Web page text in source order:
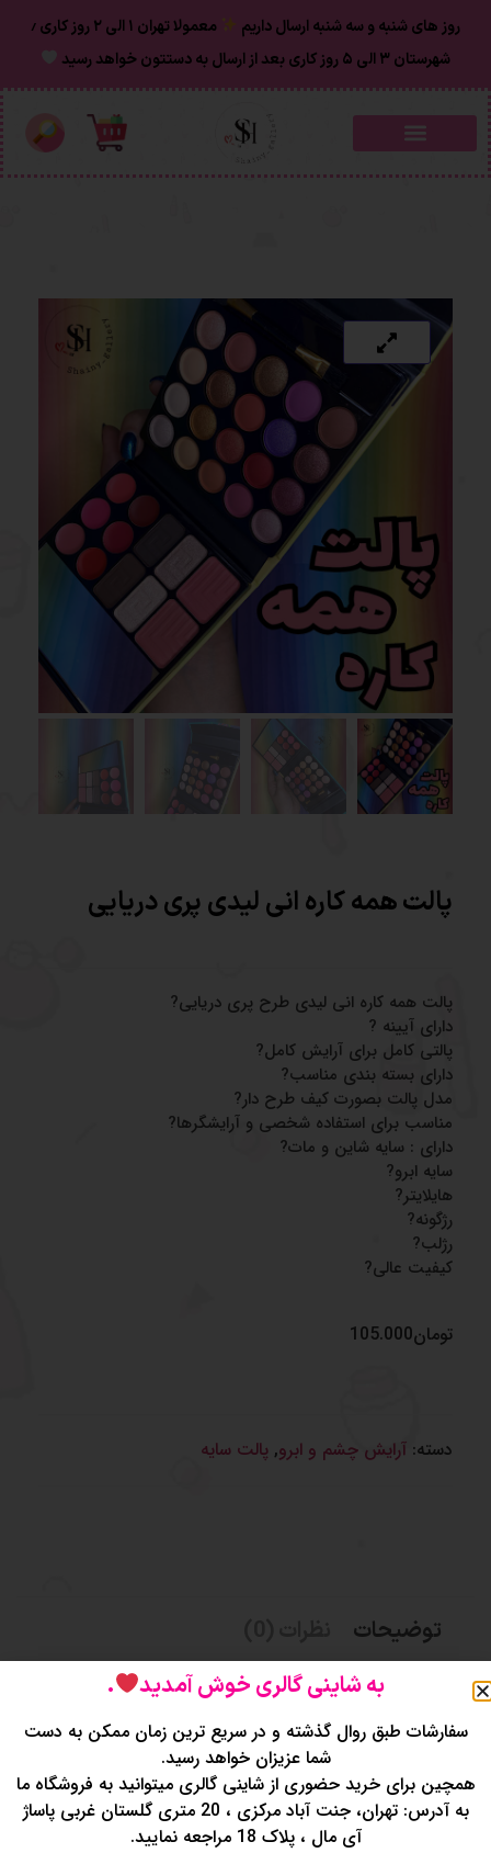
روز های شنبه و سه شنبه ارسال داریم
معمولا تهران ۱ الی ۲ روز‌ کاری ٫
شهرستان ۳ الی ۵ روز کاری بعد از ارسال به دستتون خواهد رسید
پالت همه کاره انی لیدی پری دریایی
پالت همه کاره انی لیدی طرح پری دریایی?
دارای آیینه ?
پالتی کامل برای آرایش کامل?
دارای بسته بندی مناسب?
مدل پالت بصورت کیف طرح دار?
مناسب برای استفاده شخصی و آرایشگرها?
دارای : سایه شاین و مات?
سایه ابرو?
هایلایتر?
رژگونه?
رژلب?
کیفیت عالی?
تومان105.000
دسته: آرایش چشم و‌ ابرو, پالت سایه
توضیحات
پالت همه کاره انی لیدی طرح پری دریایی?
دارای آیینه ?
پالتی کامل برای آرایش کامل?
دارای بسته بندی مناسب?
مدل پالت بصورت کیف طرح دار?
مناسب برای استفاده شخصی و آرایشگرها?
به شاینی گالری خوش آمدید .
سفارشات طبق روال گذشته و در سریع ترین زمان ممکن به دست
شما عزیزان خواهد رسید.
همچین برای خرید حضوری از شاینی گالری میتوانید به فروشگاه ما
به آدرس: تهران، جنت آباد مرکزی ، 20 متری گلستان غربی پاساژ
آی مال ، پلاک 18 مراجعه نمایید.